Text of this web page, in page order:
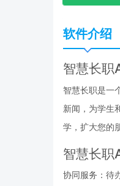
软件介绍
智慧长职
智慧长职是一
新闻，为学生
学，扩大您的
智慧长职
协同服务：待